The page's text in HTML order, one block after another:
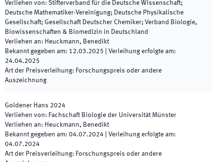
Verliehen von: Stifterverband für die Deutsche Wissenschaft;
Deutsche Mathematiker-Vereinigung; Deutsche Physikalische
Gesellschaft; Gesellschaft Deutscher Chemiker; Verband Biologie,
Biowissenschaften & Biomedizin in Deutschland
Verliehen an: Heuckmann, Benedikt
Bekannt gegeben am: 12.03.2025 Verleihung erfolgte am:
24.04.2025
Art der Preisverleihung: Forschungspreis oder andere
Auszeichnung
Goldener Hans 2024
Verliehen von: Fachschaft Biologie der Universität Münster
Verliehen an: Heuckmann, Benedikt
Bekannt gegeben am: 04.07.2024 Verleihung erfolgte am:
04.07.2024
Art der Preisverleihung: Forschungspreis oder andere